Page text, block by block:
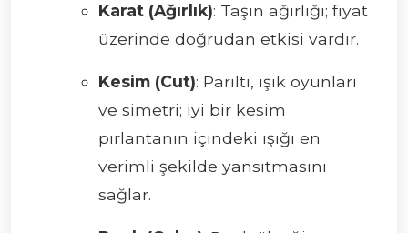
Karat (Ağırlık): Taşın ağırlığı; fiyat
üzerinde doğrudan etkisi vardır.
Kesim (Cut): Parıltı, ışık oyunları
ve simetri; iyi bir kesim
pırlantanın içindeki ışığı en
verimli şekilde yansıtmasını
sağlar.